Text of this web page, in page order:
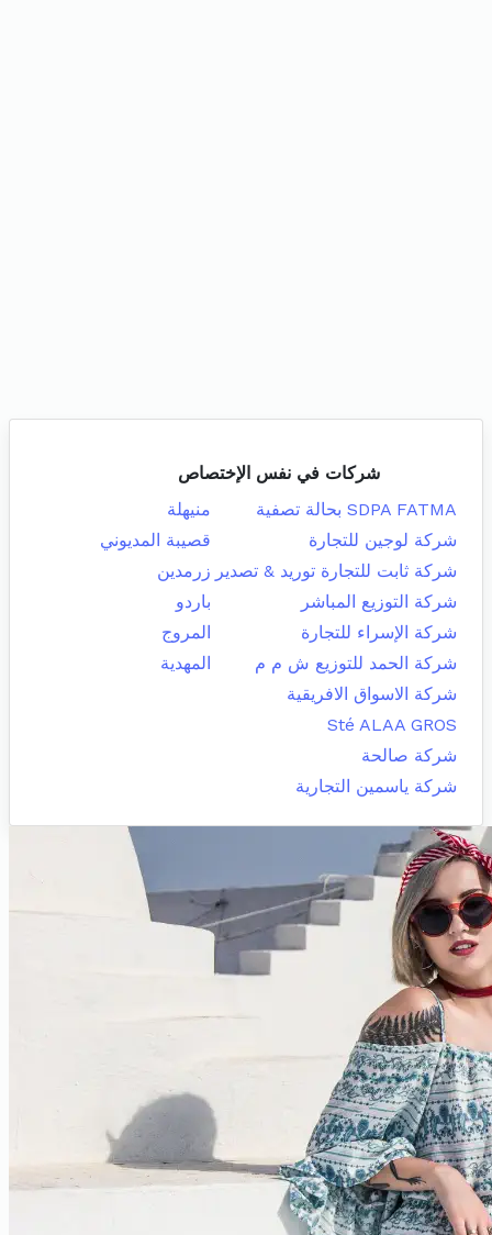
شركات في نفس الإختصاص
SDPA FATMA بحالة تصفية
منيهلة
شركة لوجين للتجارة
قصيبة المديوني
شركة ثابت للتجارة توريد & تصدير زرمدين
شركة التوزيع المباشر
باردو
شركة الإسراء للتجارة
المروج
شركة الحمد للتوزيع ش م م
المهدية
شركة الاسواق الافريقية
Sté ALAA GROS
شركة صالحة
شركة ياسمين التجارية